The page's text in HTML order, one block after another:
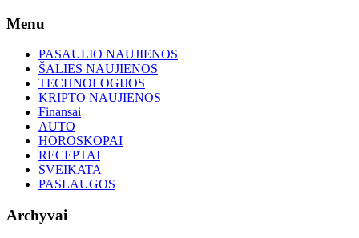
Skip
content
Menu
PASAULIO NAUJIENOS
ŠALIES NAUJIENOS
TECHNOLOGIJOS
KRIPTO NAUJIENOS
Finansai
AUTO
HOROSKOPAI
RECEPTAI
SVEIKATA
PASLAUGOS
Archyvai